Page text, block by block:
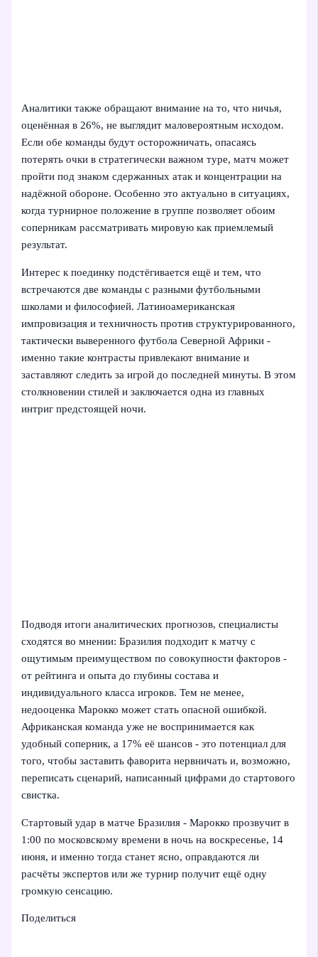
Аналитики также обращают внимание на то, что ничья,
оценённая в 26%, не выглядит маловероятным исходом.
Если обе команды будут осторожничать, опасаясь
потерять очки в стратегически важном туре, матч может
пройти под знаком сдержанных атак и концентрации на
надёжной обороне. Особенно это актуально в ситуациях,
когда турнирное положение в группе позволяет обоим
соперникам рассматривать мировую как приемлемый
результат.
Интерес к поединку подстёгивается ещё и тем, что
встречаются две команды с разными футбольными
школами и философией. Латиноамериканская
импровизация и техничность против структурированного,
тактически выверенного футбола Северной Африки -
именно такие контрасты привлекают внимание и
заставляют следить за игрой до последней минуты. В этом
столкновении стилей и заключается одна из главных
интриг предстоящей ночи.
Подводя итоги аналитических прогнозов, специалисты
сходятся во мнении: Бразилия подходит к матчу с
ощутимым преимуществом по совокупности факторов -
от рейтинга и опыта до глубины состава и
индивидуального класса игроков. Тем не менее,
недооценка Марокко может стать опасной ошибкой.
Африканская команда уже не воспринимается как
удобный соперник, а 17% её шансов - это потенциал для
того, чтобы заставить фаворита нервничать и, возможно,
переписать сценарий, написанный цифрами до стартового
свистка.
Стартовый удар в матче Бразилия - Марокко прозвучит в
1:00 по московскому времени в ночь на воскресенье, 14
июня, и именно тогда станет ясно, оправдаются ли
расчёты экспертов или же турнир получит ещё одну
громкую сенсацию.
Поделиться